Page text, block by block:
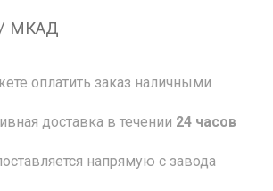
/ МКАД
оплатить заказ наличными
доставка в течении 24 часов
напрямую с завода